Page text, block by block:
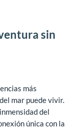
sin
más
mar puede vivir.
del
única con la